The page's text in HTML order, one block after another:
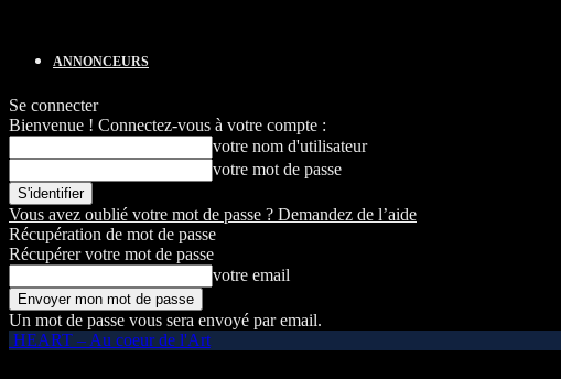
ANNONCEURS
Se connecter
Bienvenue ! Connectez-vous à votre compte :
votre nom d'utilisateur
votre mot de passe
Vous avez oublié votre mot de passe ? Demandez de l’aide
Récupération de mot de passe
Récupérer votre mot de passe
votre email
Un mot de passe vous sera envoyé par email.
HEART – Au coeur de l'Art